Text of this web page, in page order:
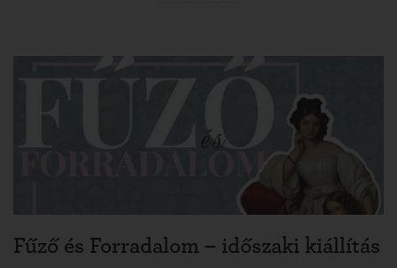
Fűző és Forradalom – időszaki kiállítás